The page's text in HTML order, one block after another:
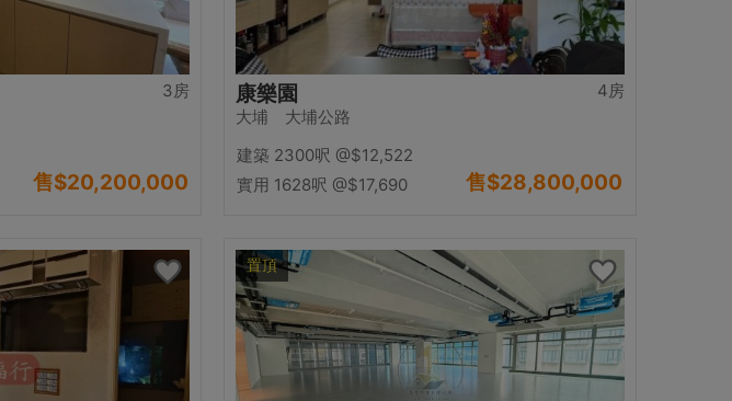
3房
售$20,200,000
4房
康樂園
大埔 大埔公路
建築 2300呎 @$12,522
實用 1628呎 @$17,690 售$28,800,000
置頂